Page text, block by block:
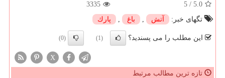
5.0
/
5
3335
تگهای خبر:
آتش , باغ , پارك
این مطلب را می پسندید؟ (1)
(0)
X
تازه ترین مطالب مرتبط